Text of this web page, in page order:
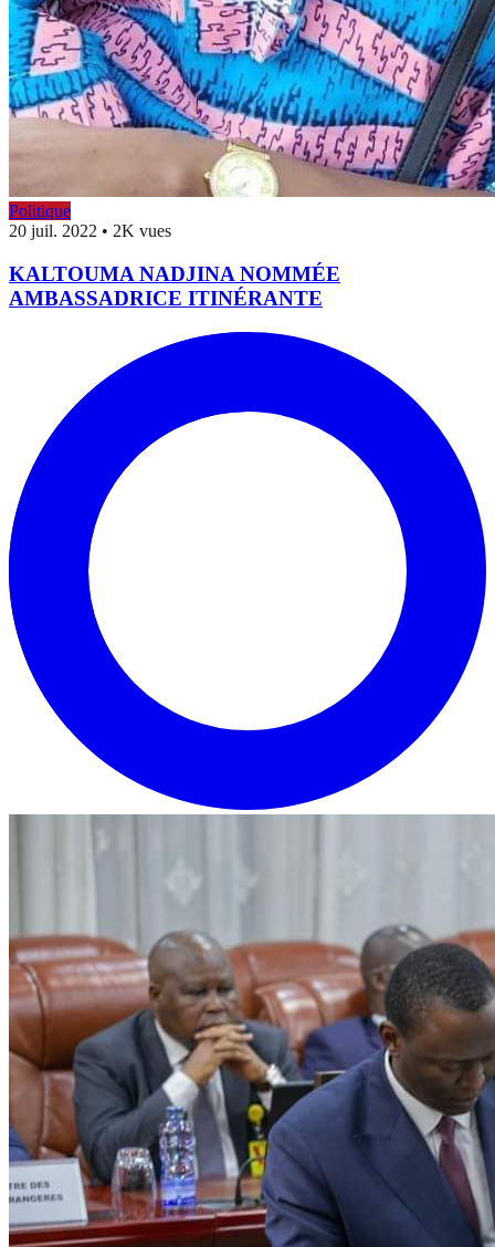
Politique
20 juil. 2022 • 2K vues
KALTOUMA NADJINA NOMMÉE
AMBASSADRICE ITINÉRANTE